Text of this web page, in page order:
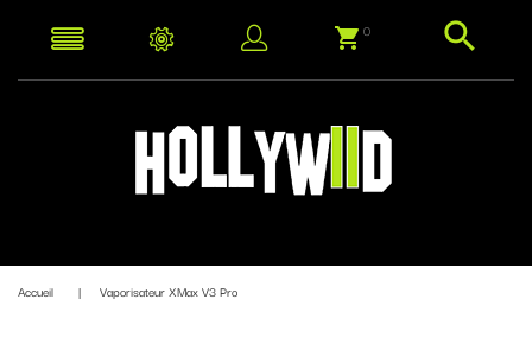
0
Accueil Vaporisateur XMax V3 Pro